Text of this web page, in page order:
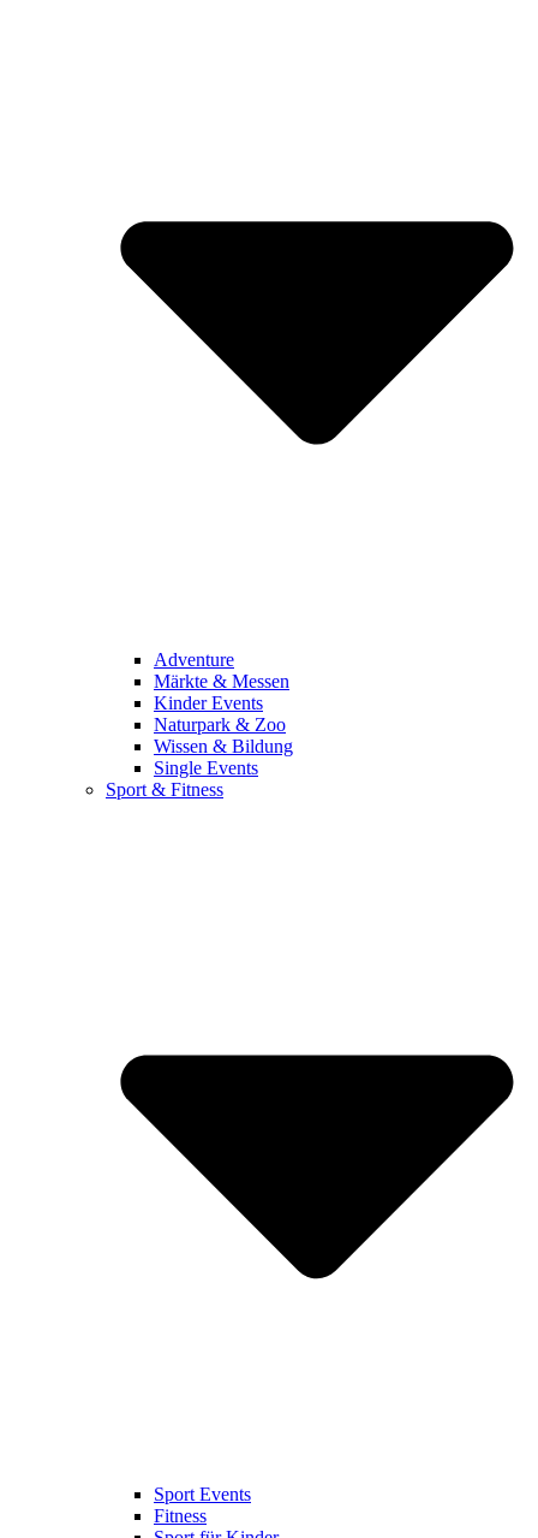
Adventure
Märkte & Messen
Kinder Events
Naturpark & Zoo
Wissen & Bildung
Single Events
Sport & Fitness
Sport Events
Fitness